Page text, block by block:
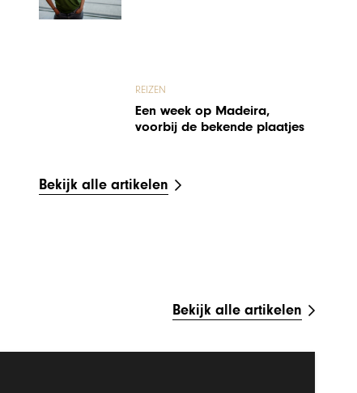
REIZEN
Een week op Madeira,
voorbij de bekende plaatjes
Bekijk alle artikelen
Bekijk alle artikelen